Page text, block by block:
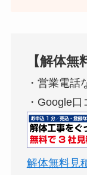
【解体無
・営業電話
・Google
解体無料見